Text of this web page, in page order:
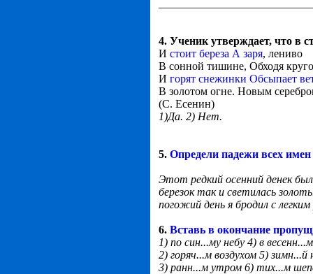
4. Ученик утверждает, что в
И стоит береза А заря, лениво
В сонной тишине, Обходя
И горят снежинки Обсыпает
В золотом огне. Новым
(С. Есенин)
1)Да. 2) Нет.
5. Определи падежи всех
Этот редкий осенний денек
березок так и светилась
погожий день я бродил с
6. Вставь в окончание
1) по син...му небу 4) в
2) горяч...м воздухом 5) зимн...й
3) ранн...м утром 6) тих...м